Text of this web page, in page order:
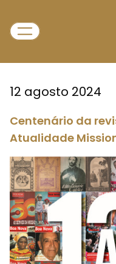
12 agosto 2024
Centenário da
Atualidade